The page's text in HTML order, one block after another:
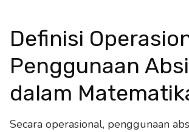
Definisi
Penggunaan
dalam
Secara operasional, penggunaan